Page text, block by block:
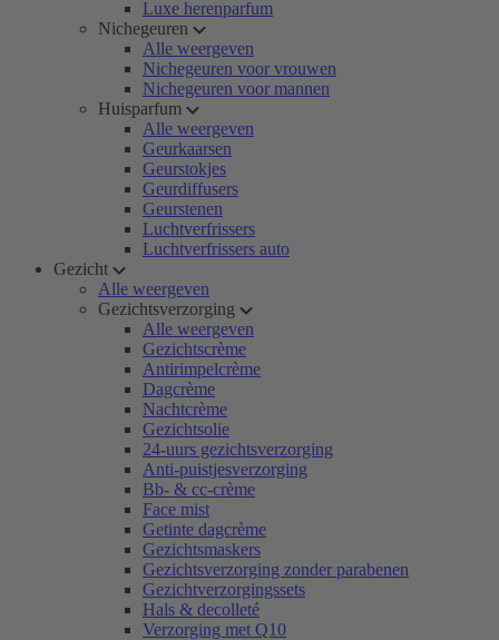
Luxe herenparfum
Nichegeuren
Alle weergeven
Nichegeuren voor vrouwen
Nichegeuren voor mannen
Huisparfum
Alle weergeven
Geurkaarsen
Geurstokjes
Geurdiffusers
Geurstenen
Luchtverfrissers
Luchtverfrissers auto
Gezicht
Alle weergeven
Gezichtsverzorging
Alle weergeven
Gezichtscrème
Antirimpelcrème
Dagcrème
Nachtcrème
Gezichtsolie
24-uurs gezichtsverzorging
Anti-puistjesverzorging
Bb- & cc-crème
Face mist
Getinte dagcrème
Gezichtsmaskers
Gezichtsverzorging zonder parabenen
Gezichtverzorgingssets
Hals & decolleté
Verzorging met Q10